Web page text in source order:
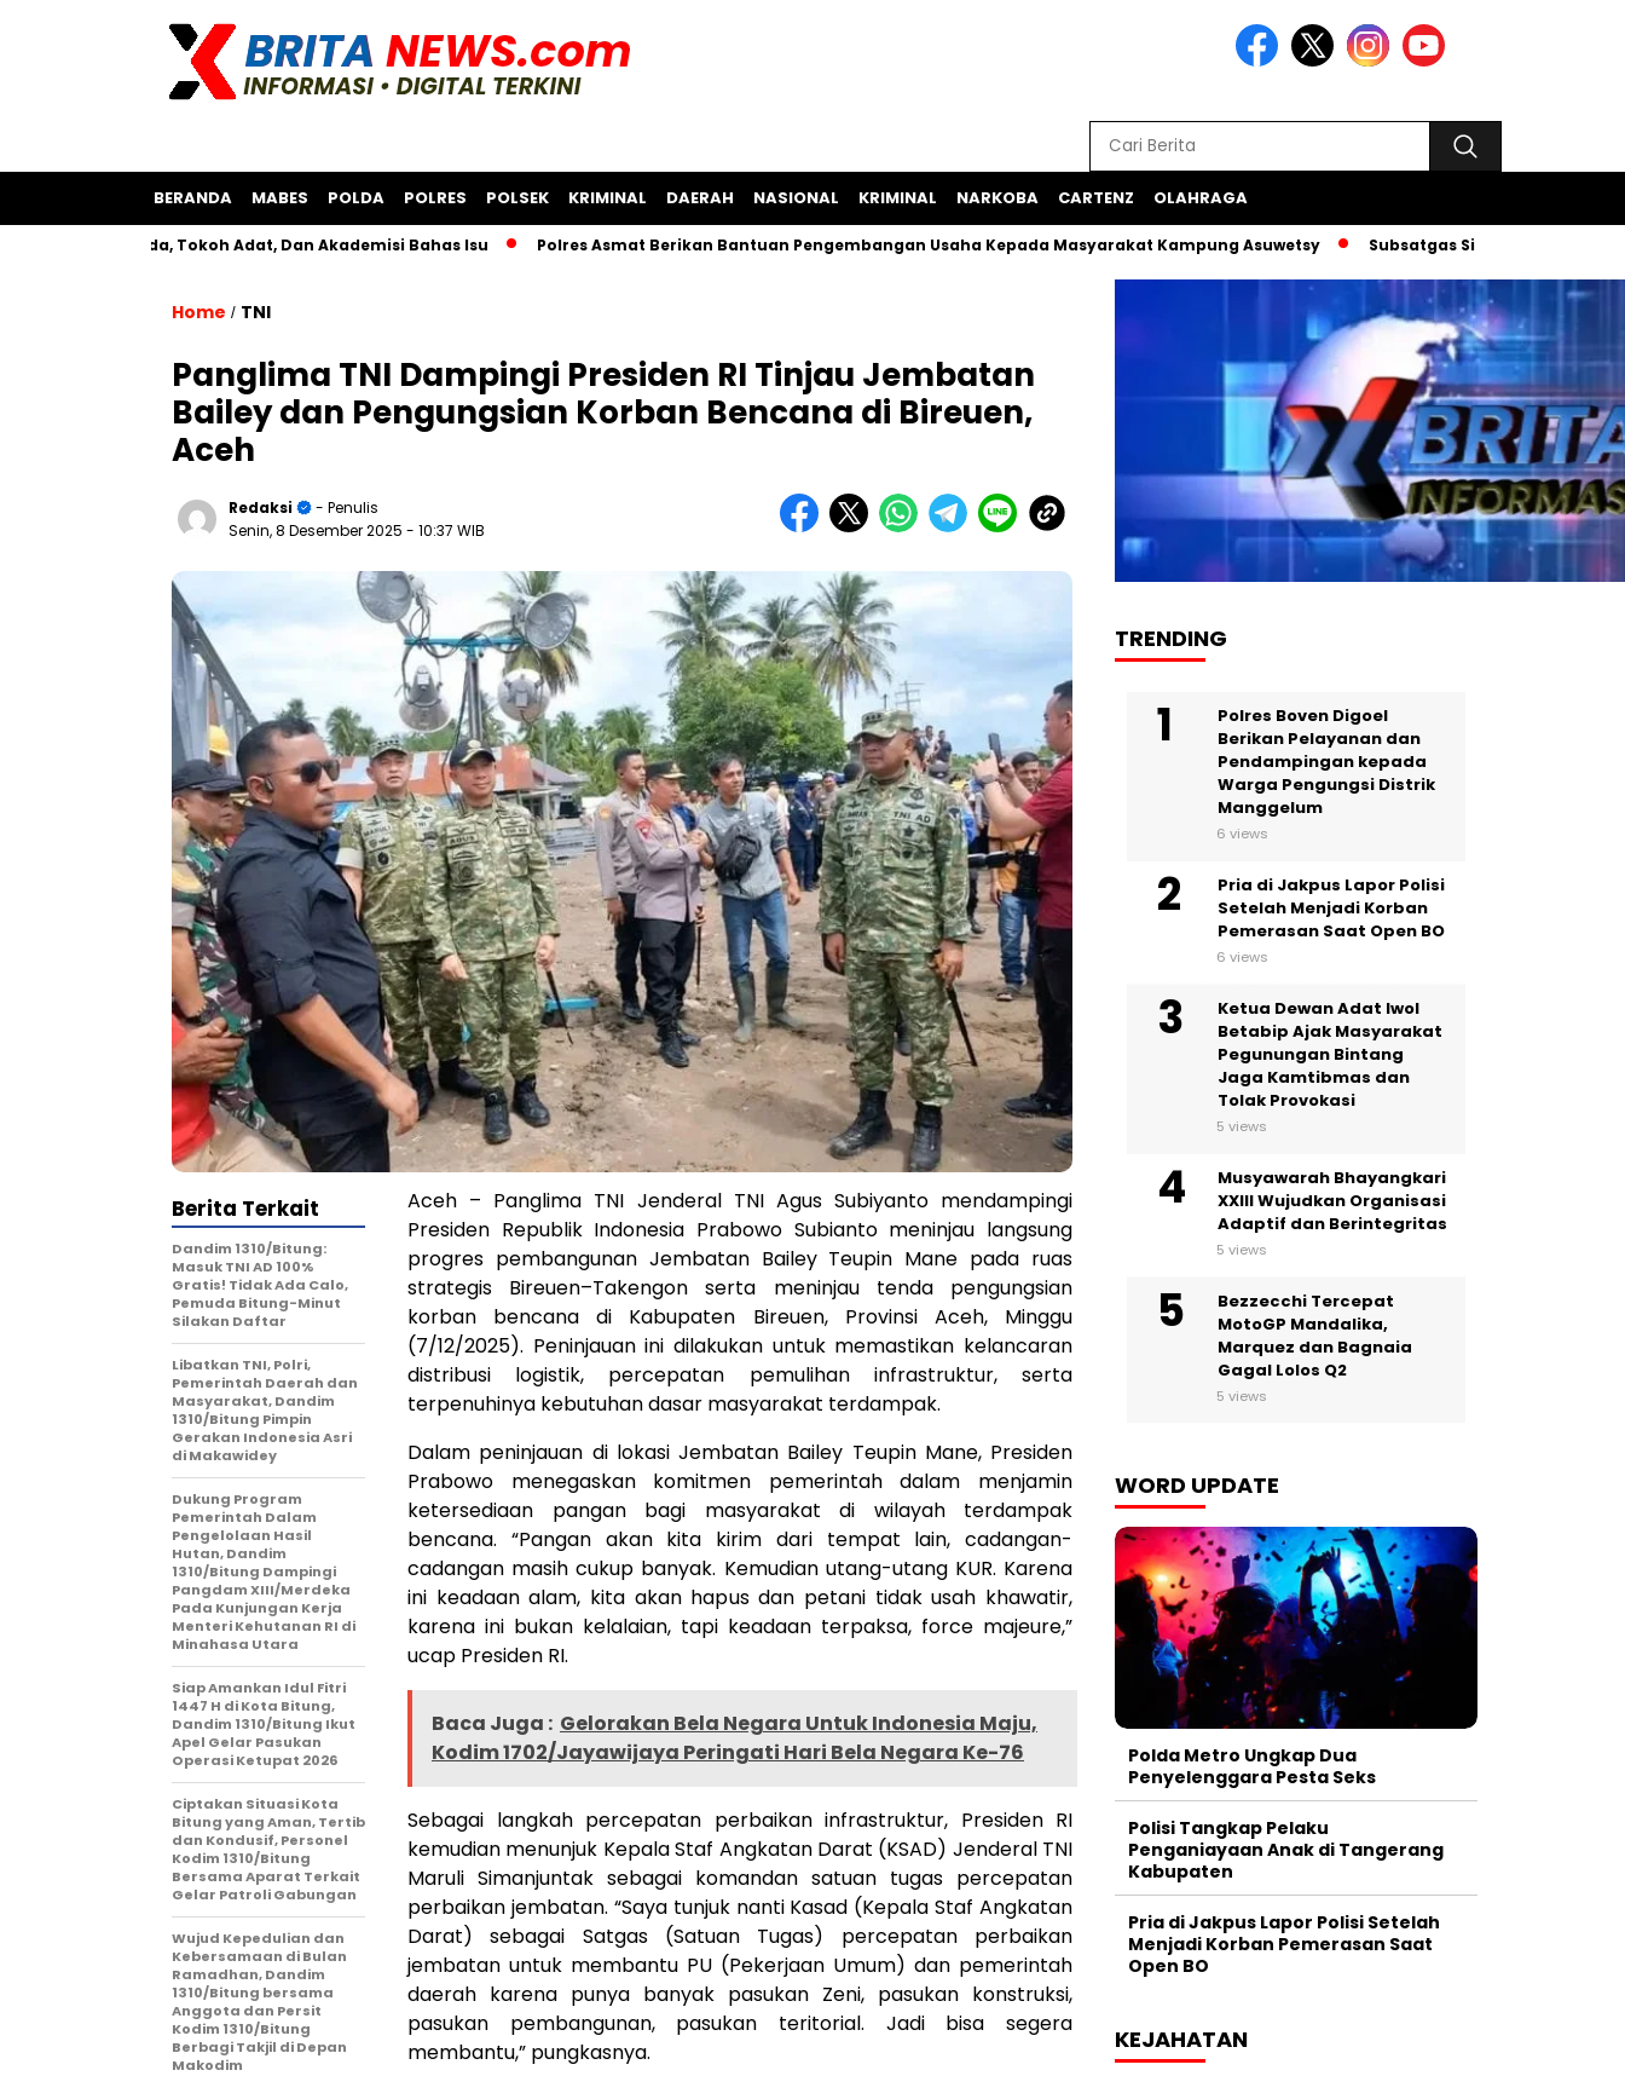
BERANDA MABES POLDA POLRES POLSEK KRIMINAL DAERAH NASIONAL KRIMINAL NARKOBA CARTENZ OLAHRAGA
Bksda, Tokoh Adat, Dan Akademisi Bahas Isu Polres Asmat Berikan Bantuan Pengembangan Usaha Kepada Masyarakat Kampung Asuwetsy Subsatgas Si-Ipar Terus Konsisten
Home / TNI
Panglima TNI Dampingi Presiden RI Tinjau Jembatan
Bailey dan Pengungsian Korban Bencana di Bireuen,
Aceh
Redaksi
- Penulis
Senin, 8 Desember 2025 - 10:37 WIB
Aceh – Panglima TNI Jenderal TNI Agus Subiyanto mendampingi
Presiden Republik Indonesia Prabowo Subianto meninjau langsung
progres pembangunan Jembatan Bailey Teupin Mane pada ruas
strategis Bireuen–Takengon serta meninjau tenda pengungsian
korban bencana di Kabupaten Bireuen, Provinsi Aceh, Minggu
(7/12/2025). Peninjauan ini dilakukan untuk memastikan kelancaran
distribusi logistik, percepatan pemulihan infrastruktur, serta
terpenuhinya kebutuhan dasar masyarakat terdampak.
Dalam peninjauan di lokasi Jembatan Bailey Teupin Mane, Presiden
Prabowo menegaskan komitmen pemerintah dalam menjamin
ketersediaan pangan bagi masyarakat di wilayah terdampak
bencana. “Pangan akan kita kirim dari tempat lain, cadangan-
cadangan masih cukup banyak. Kemudian utang-utang KUR. Karena
ini keadaan alam, kita akan hapus dan petani tidak usah khawatir,
karena ini bukan kelalaian, tapi keadaan terpaksa, force majeure,”
ucap Presiden RI.
Baca Juga : Gelorakan Bela Negara Untuk Indonesia Maju,
Kodim 1702/Jayawijaya Peringati Hari Bela Negara Ke-76
Sebagai langkah percepatan perbaikan infrastruktur, Presiden RI
kemudian menunjuk Kepala Staf Angkatan Darat (KSAD) Jenderal TNI
Maruli Simanjuntak sebagai komandan satuan tugas percepatan
perbaikan jembatan. “Saya tunjuk nanti Kasad (Kepala Staf Angkatan
Darat) sebagai Satgas (Satuan Tugas) percepatan perbaikan
jembatan untuk membantu PU (Pekerjaan Umum) dan pemerintah
daerah karena punya banyak pasukan Zeni, pasukan konstruksi,
pasukan pembangunan, pasukan teritorial. Jadi bisa segera
membantu,” pungkasnya.
Berita Terkait
Dandim 1310/Bitung:
Masuk TNI AD 100%
Gratis! Tidak Ada Calo,
Pemuda Bitung-Minut
Silakan Daftar
Libatkan TNI, Polri,
Pemerintah Daerah dan
Masyarakat, Dandim
1310/Bitung Pimpin
Gerakan Indonesia Asri
di Makawidey
Dukung Program
Pemerintah Dalam
Pengelolaan Hasil
Hutan, Dandim
1310/Bitung Dampingi
Pangdam XIII/Merdeka
Pada Kunjungan Kerja
Menteri Kehutanan RI di
Minahasa Utara
Siap Amankan Idul Fitri
1447 H di Kota Bitung,
Dandim 1310/Bitung Ikut
Apel Gelar Pasukan
Operasi Ketupat 2026
Ciptakan Situasi Kota
Bitung yang Aman, Tertib
dan Kondusif, Personel
Kodim 1310/Bitung
Bersama Aparat Terkait
Gelar Patroli Gabungan
Wujud Kepedulian dan
Kebersamaan di Bulan
Ramadhan, Dandim
1310/Bitung bersama
Anggota dan Persit
Kodim 1310/Bitung
Berbagi Takjil di Depan
Makodim
TRENDING
Polres Boven Digoel
Berikan Pelayanan dan
Pendampingan kepada
Warga Pengungsi Distrik
Manggelum
6 views
Pria di Jakpus Lapor Polisi
Setelah Menjadi Korban
Pemerasan Saat Open BO
6 views
Ketua Dewan Adat Iwol
Betabip Ajak Masyarakat
Pegunungan Bintang
Jaga Kamtibmas dan
Tolak Provokasi
5 views
Musyawarah Bhayangkari
XXIII Wujudkan Organisasi
Adaptif dan Berintegritas
5 views
Bezzecchi Tercepat
MotoGP Mandalika,
Marquez dan Bagnaia
Gagal Lolos Q2
5 views
WORD UPDATE
Polda Metro Ungkap Dua
Penyelenggara Pesta Seks
Polisi Tangkap Pelaku
Penganiayaan Anak di Tangerang
Kabupaten
Pria di Jakpus Lapor Polisi Setelah
Menjadi Korban Pemerasan Saat
Open BO
KEJAHATAN